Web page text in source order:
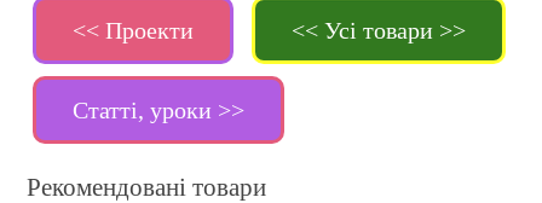
<< Проекти << Усі товари >>
Статті, уроки >>
Рекомендовані товари